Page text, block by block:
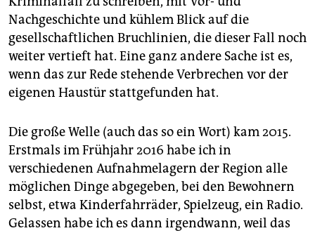
Nachgeschichte und kühlem Blick auf die
gesellschaftlichen Bruchlinien, die dieser Fall noch
weiter vertieft hat. Eine ganz andere Sache ist es,
wenn das zur Rede stehende Verbrechen vor der
eigenen Haustür stattgefunden hat.
Die große Welle (auch das so ein Wort) kam 2015.
Erstmals im Frühjahr 2016 habe ich in
verschiedenen Aufnahmelagern der Region alle
möglichen Dinge abgegeben, bei den Bewohnern
selbst, etwa Kinderfahrräder, Spielzeug, ein Radio.
Gelassen habe ich es dann irgendwann, weil das